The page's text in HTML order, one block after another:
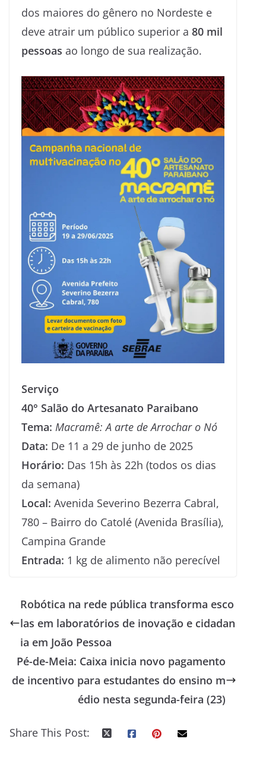
dos maiores do gênero no Nordeste e
deve atrair um público superior a 80 mil
pessoas ao longo de sua realização.
Serviço
40° Salão do Artesanato Paraibano
Tema: Macramê: A arte de Arrochar o Nó
Data: De 11 a 29 de junho de 2025
Horário: Das 15h às 22h (todos os dias
da semana)
Local: Avenida Severino Bezerra Cabral,
780 – Bairro do Catolé (Avenida Brasília),
Campina Grande
Entrada: 1 kg de alimento não perecível
Robótica na rede pública transforma esco
las em laboratórios de inovação e cidadan
ia em João Pessoa
Pé-de-Meia: Caixa inicia novo pagamento
de incentivo para estudantes do ensino m
édio nesta segunda-feira (23)
Share This Post: